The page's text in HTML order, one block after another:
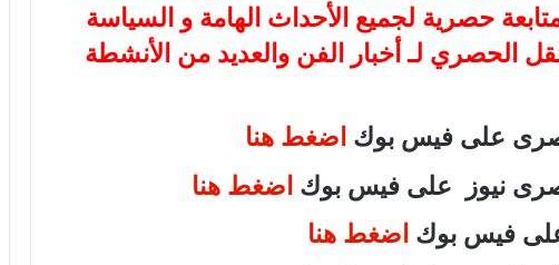
حصرية لجميع الأحداث الهامة و السياسة
الحصري لـ أخبار الفن والعديد من الأنشطة
على فيس بوك اضغط هنا
نيوز على فيس بوك اضغط هنا
على فيس بوك اضغط هنا